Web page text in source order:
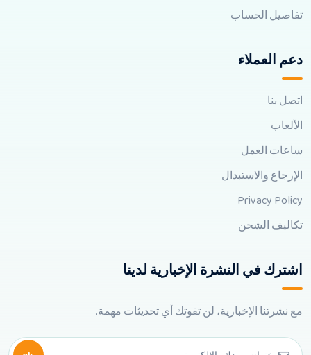
تفاصيل الحساب
دعم العملاء
اتصل بنا
الألعاب
ساعات العمل
الإرجاع والاستبدال
Privacy Policy
تكاليف الشحن
اشترك في النشرة الإخبارية لدينا
مع نشرتنا الإخبارية، لن تفوتك أي تحديثات مهمة.